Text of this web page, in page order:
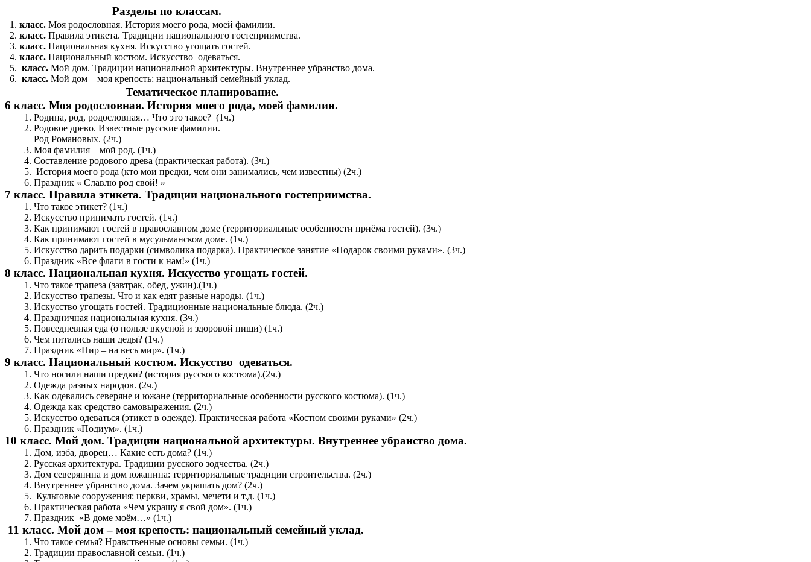
Разделы по классам.
класс. Моя родословная. История моего рода, моей фамилии.
класс. Правила этикета. Традиции национального гостеприимства.
класс. Национальная кухня. Искусство угощать гостей.
класс. Национальный костюм. Искусство одеваться.
класс. Мой дом. Традиции национальной архитектуры. Внутреннее убранство дома.
класс. Мой дом – моя крепость: национальный семейный уклад.
Тематическое планирование.
6 класс. Моя родословная. История моего рода, моей фамилии.
Родина, род, родословная… Что это такое? (1ч.)
Родовое древо. Известные русские фамилии.
Род Романовых. (2ч.)
Моя фамилия – мой род. (1ч.)
Составление родового древа (практическая работа). (3ч.)
История моего рода (кто мои предки, чем они занимались, чем известны) (2ч.)
Праздник « Славлю род свой! »
7 класс. Правила этикета. Традиции национального гостеприимства.
Что такое этикет? (1ч.)
Искусство принимать гостей. (1ч.)
Как принимают гостей в православном доме (территориальные особенности приёма гостей). (3ч.)
Как принимают гостей в мусульманском доме. (1ч.)
Искусство дарить подарки (символика подарка). Практическое занятие «Подарок своими руками». (3ч.)
Праздник «Все флаги в гости к нам!» (1ч.)
8 класс. Национальная кухня. Искусство угощать гостей.
Что такое трапеза (завтрак, обед, ужин).(1ч.)
Искусство трапезы. Что и как едят разные народы. (1ч.)
Искусство угощать гостей. Традиционные национальные блюда. (2ч.)
Праздничная национальная кухня. (3ч.)
Повседневная еда (о пользе вкусной и здоровой пищи) (1ч.)
Чем питались наши деды? (1ч.)
Праздник «Пир – на весь мир». (1ч.)
9 класс. Национальный костюм. Искусство одеваться.
Что носили наши предки? (история русского костюма).(2ч.)
Одежда разных народов. (2ч.)
Как одевались северяне и южане (территориальные особенности русского костюма). (1ч.)
Одежда как средство самовыражения. (2ч.)
Искусство одеваться (этикет в одежде). Практическая работа «Костюм своими руками» (2ч.)
Праздник «Подиум». (1ч.)
10 класс. Мой дом. Традиции национальной архитектуры. Внутреннее убранство дома.
Дом, изба, дворец… Какие есть дома? (1ч.)
Русская архитектура. Традиции русского зодчества. (2ч.)
Дом северянина и дом южанина: территориальные традиции строительства. (2ч.)
Внутреннее убранство дома. Зачем украшать дом? (2ч.)
Культовые сооружения: церкви, храмы, мечети и т.д. (1ч.)
Практическая работа «Чем украшу я свой дом». (1ч.)
Праздник «В доме моём…» (1ч.)
11 класс. Мой дом – моя крепость: национальный семейный уклад.
Что такое семья? Нравственные основы семьи. (1ч.)
Традиции православной семьи. (1ч.)